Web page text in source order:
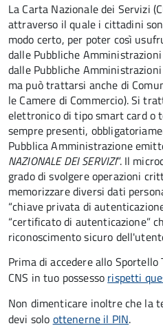
La Carta Nazionale dei Servizi
attraverso il quale i cittadini
modo certo, per poter così
dalle Pubbliche
dalle Pubbliche
ma può trattarsi anche di
le Camere di Commercio).Si
elettronico di tiposmart cardo t
sempre presenti,
Pubblica Amministrazione
NAZIONALE DEI SERVIZI”. Il
grado di svolgere operazioni
memorizzare diversi dati
“chiave privata di
“certificato di autenticazione”
riconoscimento sicuro
Prima di accedere allo
CNS in tuo possesso rispetti
Non dimenticare inoltre che la
devi solo ottenerne il PIN.